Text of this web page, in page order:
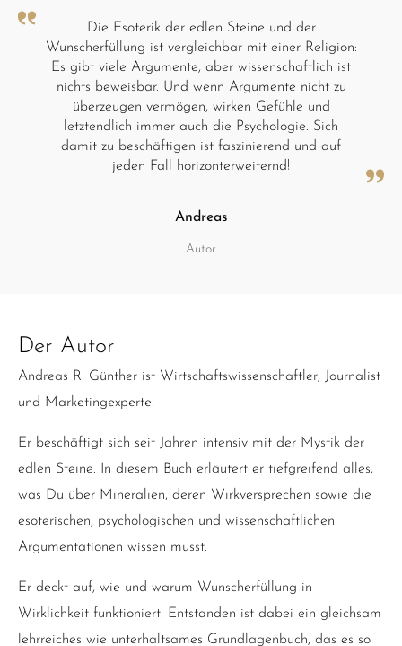
Die Esoterik der edlen Steine und der
Wunscherfüllung ist vergleichbar mit einer Religion:
Es gibt viele Argumente, aber wissenschaftlich ist
nichts beweisbar. Und wenn Argumente nicht zu
überzeugen vermögen, wirken Gefühle und
letztendlich immer auch die Psychologie. Sich
damit zu beschäftigen ist faszinierend und auf
jeden Fall horizonterweiternd!
Andreas
Autor
Der Autor
Andreas R. Günther ist Wirtschaftswissenschaftler, Journalist
und Marketingexperte.
Er beschäftigt sich seit Jahren intensiv mit der Mystik der
edlen Steine. In diesem Buch erläutert er tiefgreifend alles,
was Du über Mineralien, deren Wirkversprechen sowie die
esoterischen, psychologischen und wissenschaftlichen
Argumentationen wissen musst.
Er deckt auf, wie und warum Wunscherfüllung in
Wirklichkeit funktioniert. Entstanden ist dabei ein gleichsam
lehrreiches wie unterhaltsames Grundlagenbuch, das es so